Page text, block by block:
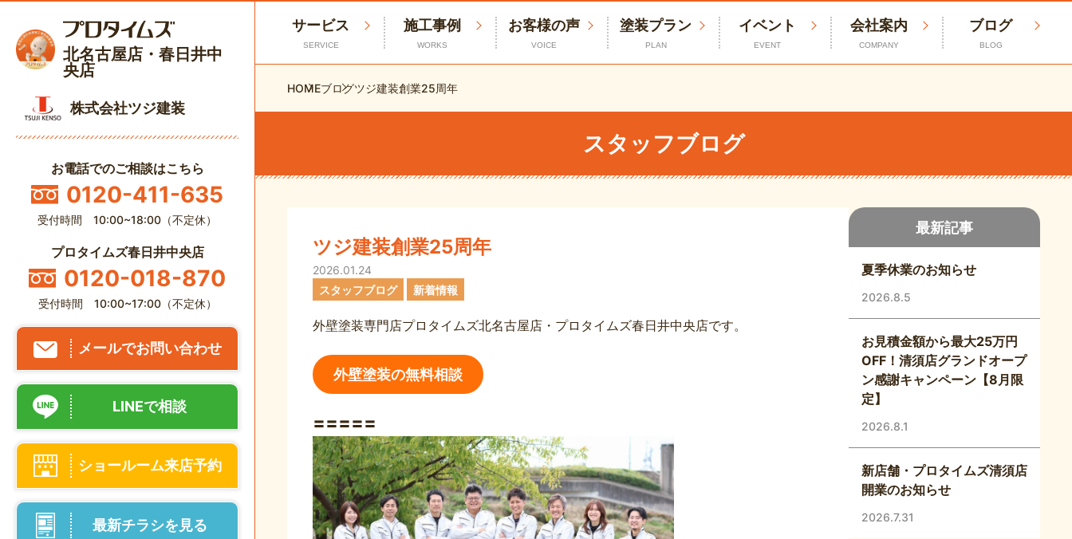
北名古屋店・春日井中
央店
株式会社ツジ建装
お電話でのご相談はこちら
0120-411-635
受付時間 10:00~18:00（不定休）
プロタイムズ春日井中央店
0120-018-870
受付時間 10:00~17:00（不定休）
メールでお問い合わせ
LINEで相談
ショールーム来店予約
最新チラシを見る
サービス
SERVICE
施工事例
WORKS
お客様の声
VOICE
塗装プラン
PLAN
イベント
EVENT
会社案内
COMPANY
ブログ
BLOG
HOMEブログツジ建装創業25周年
スタッフブログ
ツジ建装創業25周年
2026.01.24
スタッフブログ
新着情報
外壁塗装専門店プロタイムズ北名古屋店・プロタイムズ春日井中央店です。
外壁塗装の無料相談
〓〓〓〓〓
最新記事
夏季休業のお知らせ
2026.8.5
お見積金額から最大25万円
OFF！清須店グランドオープ
ン感謝キャンペーン【8月限
定】
2026.8.1
新店舗・プロタイムズ清須店
開業のお知らせ
2026.7.31